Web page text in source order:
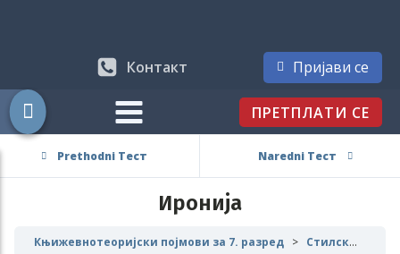
Контакт Пријави се
ПРЕТПЛАТИ СЕ
Prethodni Тест Naredni Тест
Иронија
Књижевнотеоријски појмови за 7. разред Стилске фигуре